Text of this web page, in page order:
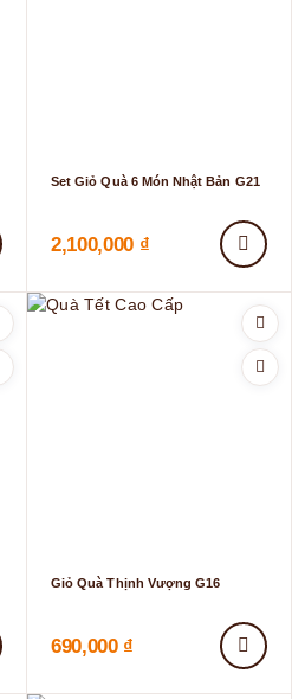
Set Giỏ Quà 6 Món Nhật Bản G21
2,100,000 ₫
Giỏ Quà Thịnh Vượng G16
690,000 ₫